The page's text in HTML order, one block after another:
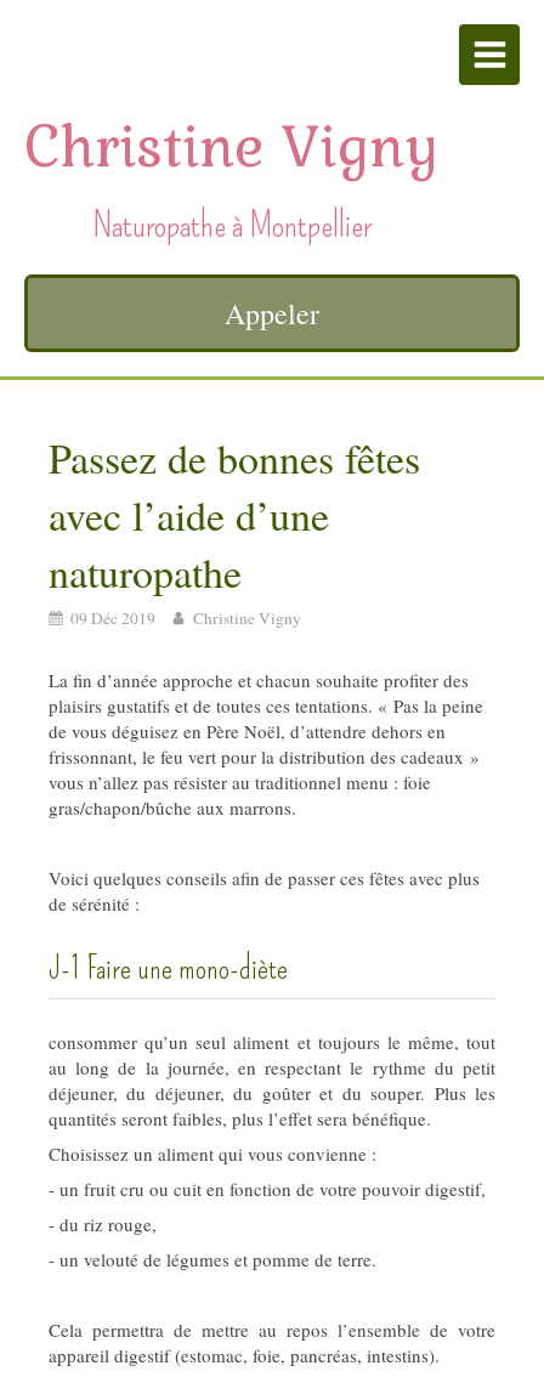
Christine Vigny
Naturopathe à Montpellier
Appeler
Passez de bonnes fêtes
avec l’aide d’une
naturopathe
09 Déc 2019 Christine Vigny
La fin d’année approche et chacun souhaite profiter des
plaisirs gustatifs et de toutes ces tentations. « Pas la peine
de vous déguisez en Père Noël, d’attendre dehors en
frissonnant, le feu vert pour la distribution des cadeaux »
vous n’allez pas résister au traditionnel menu : foie
gras/chapon/bûche aux marrons.
Voici quelques conseils afin de passer ces fêtes avec plus
de sérénité :
J-1 Faire une mono-diète
consommer qu’un seul aliment et toujours le même, tout
au long de la journée, en respectant le rythme du petit
déjeuner, du déjeuner, du goûter et du souper. Plus les
quantités seront faibles, plus l’effet sera bénéfique.
Choisissez un aliment qui vous convienne :
- un fruit cru ou cuit en fonction de votre pouvoir digestif,
- du riz rouge,
- un velouté de légumes et pomme de terre.
Cela permettra de mettre au repos l’ensemble de votre
appareil digestif (estomac, foie, pancréas, intestins).